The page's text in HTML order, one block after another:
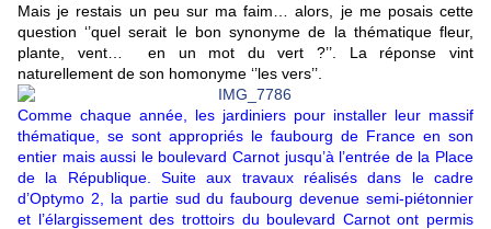
Mais je restais un peu sur ma faim… alors, je me posais cette
question ‘’quel serait le bon synonyme de la thématique fleur,
plante, vent… en un mot du vert ?’’. La réponse vint
naturellement de son homonyme ‘’les vers’’.
Comme chaque année, les jardiniers pour installer leur massif
thématique, se sont appropriés le faubourg de France en son
entier mais aussi le boulevard Carnot jusqu’à l’entrée de la Place
de la République. Suite aux travaux réalisés dans le cadre
d’Optymo 2, la partie sud du faubourg devenue semi-piétonnier
et l’élargissement des trottoirs du boulevard Carnot ont permis